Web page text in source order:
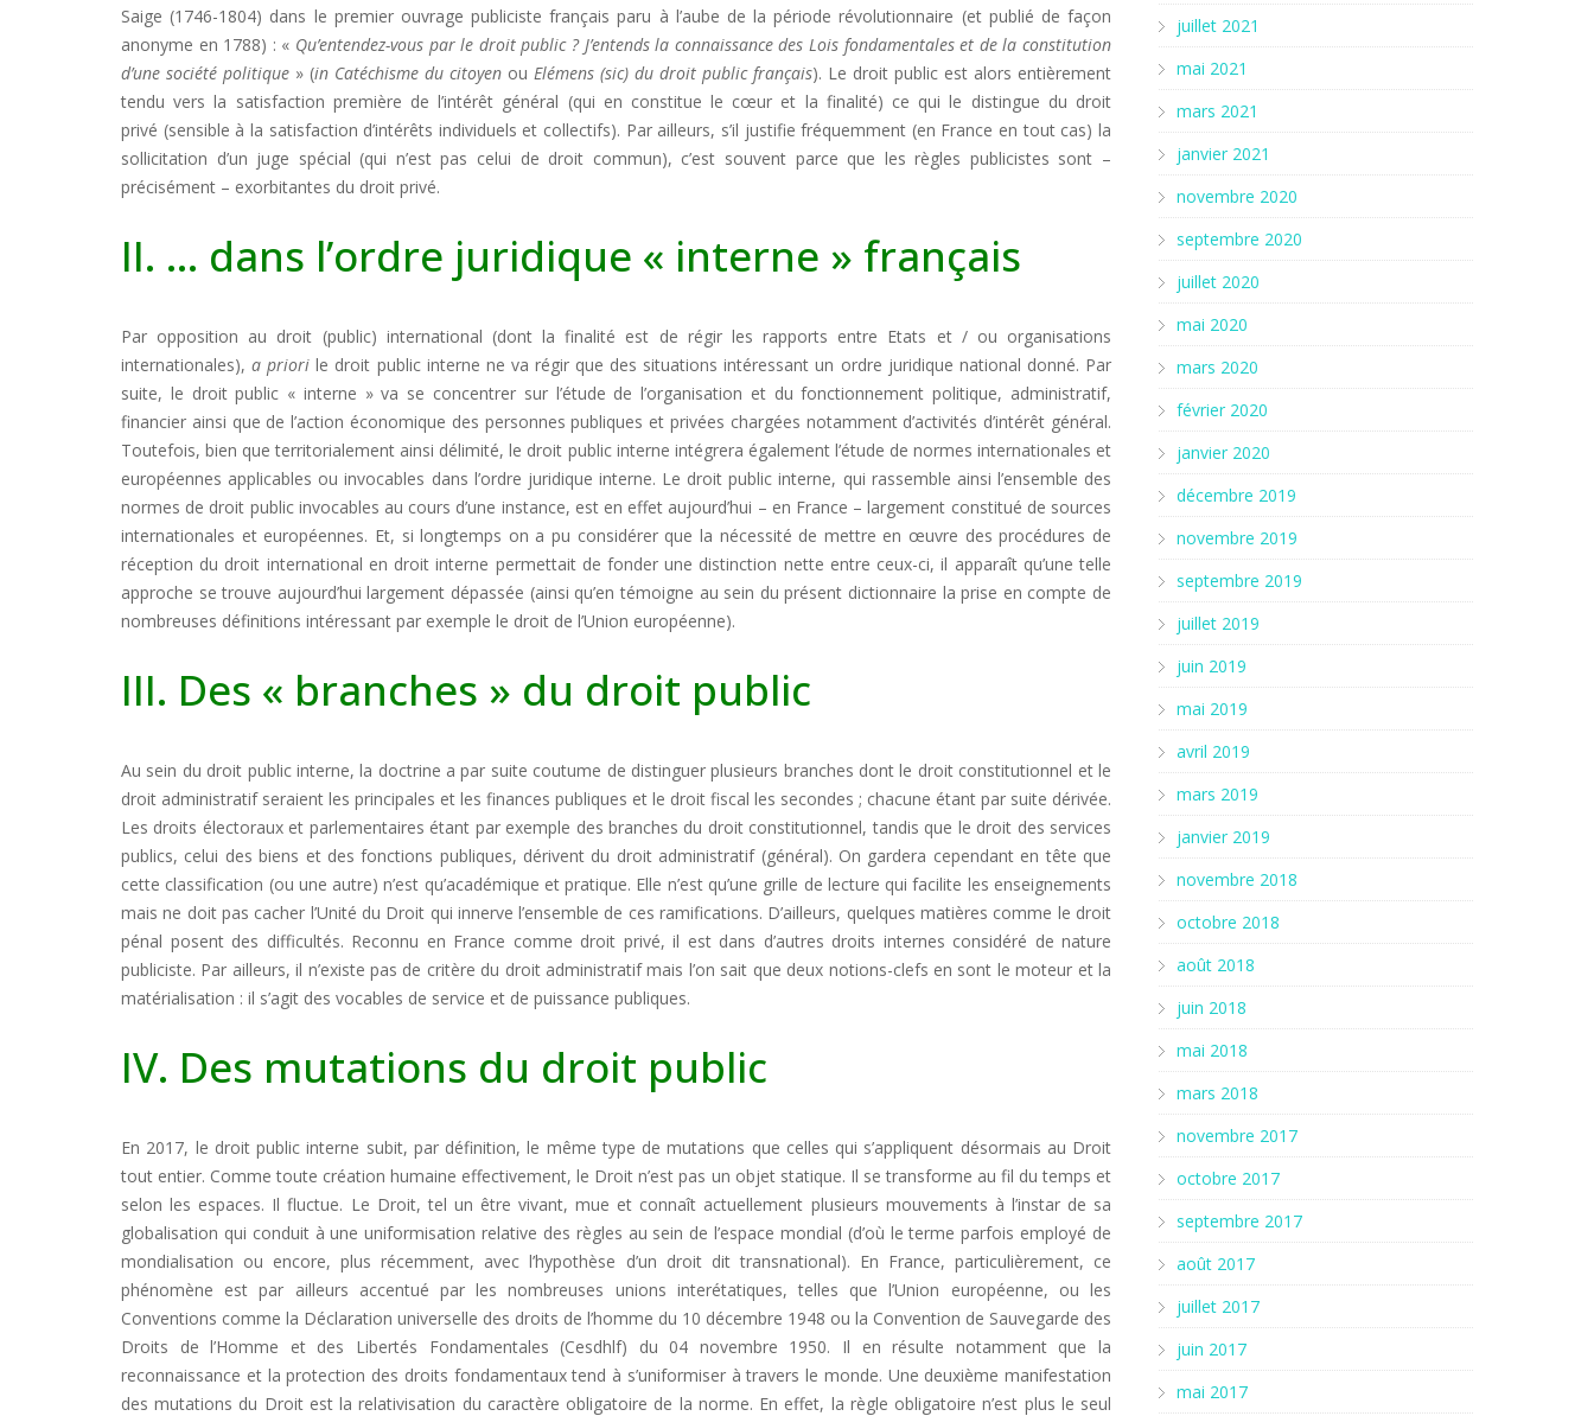
Saige (1746-1804) dans le premier ouvrage publiciste français paru à l’aube de la période révolutionnaire (et publié de façon
anonyme en 1788) : « Qu’entendez-vous par le droit public ? J’entends la connaissance des Lois fondamentales et de la constitution
d’une société politique » (in Catéchisme du citoyen ou Elémens (sic) du droit public français). Le droit public est alors entièrement
tendu vers la satisfaction première de l’intérêt général (qui en constitue le cœur et la finalité) ce qui le distingue du droit
privé (sensible à la satisfaction d’intérêts individuels et collectifs). Par ailleurs, s’il justifie fréquemment (en France en tout cas) la
sollicitation d’un juge spécial (qui n’est pas celui de droit commun), c’est souvent parce que les règles publicistes sont –
précisément – exorbitantes du droit privé.
II. … dans l’ordre juridique « interne » français
Par opposition au droit (public) international (dont la finalité est de régir les rapports entre Etats et / ou organisations
internationales),a priorile droit public interne ne va régir que des situations intéressant un ordre juridique national donné. Par
suite, le droit public « interne » va se concentrer sur l’étude de l’organisation et du fonctionnement politique, administratif,
financier ainsi que de l’action économique des personnes publiques et privées chargées notamment d’activités d’intérêt général.
Toutefois, bien que territorialement ainsi délimité, le droit public interne intégrera également l’étude de normes internationales et
européennes applicables ou invocables dans l’ordre juridique interne. Le droit public interne, qui rassemble ainsi l’ensemble des
normes de droit public invocables au cours d’une instance, est en effet aujourd’hui – en France – largement constitué de sources
internationales et européennes. Et, si longtemps on a pu considérer que la nécessité de mettre en œuvre des procédures de
réception du droit international en droit interne permettait de fonder une distinction nette entre ceux-ci, il apparaît qu’une telle
approche se trouve aujourd’hui largement dépassée (ainsi qu’en témoigne au sein du présent dictionnaire la prise en compte de
nombreuses définitions intéressant par exemple le droit de l’Union européenne).
III. Des « branches » du droit public
Au sein du droit public interne, la doctrine a par suite coutume de distinguer plusieurs branches dont le droit constitutionnel et le
droit administratif seraient les principales et les finances publiques et le droit fiscal les secondes ; chacune étant par suite dérivée.
Les droits électoraux et parlementaires étant par exemple des branches du droit constitutionnel, tandis que le droit des services
publics, celui des biens et des fonctions publiques, dérivent du droit administratif (général). On gardera cependant en tête que
cette classification (ou une autre) n’est qu’académique et pratique. Elle n’est qu’une grille de lecture qui facilite les enseignements
mais ne doit pas cacher l’Unité du Droit qui innerve l’ensemble de ces ramifications. D’ailleurs, quelques matières comme le droit
pénal posent des difficultés. Reconnu en France comme droit privé, il est dans d’autres droits internes considéré de nature
publiciste. Par ailleurs, il n’existe pas de critère du droit administratif mais l’on sait que deux notions-clefs en sont le moteur et la
matérialisation : il s’agit des vocables de service et de puissance publiques.
IV. Des mutations du droit public
En 2017, le droit public interne subit, par définition, le même type de mutations que celles qui s’appliquent désormais au Droit
tout entier. Comme toute création humaine effectivement, le Droit n’est pas un objet statique. Il se transforme au fil du temps et
selon les espaces. Il fluctue. Le Droit, tel un être vivant, mue et connaît actuellement plusieurs mouvements à l’instar de sa
globalisation qui conduit à une uniformisation relative des règles au sein de l’espace mondial (d’où le terme parfois employé de
mondialisation ou encore, plus récemment, avec l’hypothèse d’un droit dit transnational). En France, particulièrement, ce
phénomène est par ailleurs accentué par les nombreuses unions interétatiques, telles que l’Union européenne, ou les
Conventions comme la Déclaration universelle des droits de l’homme du 10 décembre 1948 ou la Convention de Sauvegarde des
Droits de l’Homme et des Libertés Fondamentales (Cesdhlf) du 04 novembre 1950. Il en résulte notamment que la
reconnaissance et la protection des droits fondamentaux tend à s’uniformiser à travers le monde. Une deuxième manifestation
des mutations du Droit est la relativisation du caractère obligatoire de la norme. En effet, la règle obligatoire n’est plus le seul
juillet 2021
mai 2021
mars 2021
janvier 2021
novembre 2020
septembre 2020
juillet 2020
mai 2020
mars 2020
février 2020
janvier 2020
décembre 2019
novembre 2019
septembre 2019
juillet 2019
juin 2019
mai 2019
avril 2019
mars 2019
janvier 2019
novembre 2018
octobre 2018
août 2018
juin 2018
mai 2018
mars 2018
novembre 2017
octobre 2017
septembre 2017
août 2017
juillet 2017
juin 2017
mai 2017